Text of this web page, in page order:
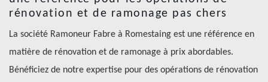
rénovation et de ramonage pas chers
La société Ramoneur Fabre à Romestaing est une référence en
matière de rénovation et de ramonage à prix abordables.
Bénéficiez de notre expertise pour des opérations de rénovation